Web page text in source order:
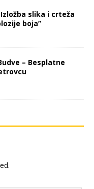
slika i crteža
boja”
– Besplatne